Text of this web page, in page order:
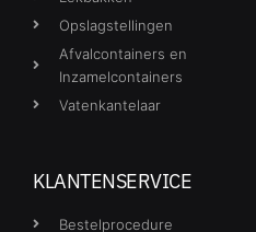
Opslagstellingen
Afvalcontainers en
Inzamelcontainers
Vatenkantelaar
KLANTENSERVICE
Bestelprocedure